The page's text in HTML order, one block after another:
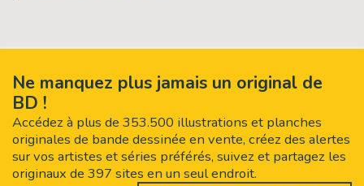
Ne manquez plus jamais un original de
BD !
Accédez à plus de 353.500 illustrations et planches
originales de bande dessinée en vente, créez des alertes
sur vos artistes et séries préférés, suivez et partagez les
originaux de 397 sites en un seul endroit.